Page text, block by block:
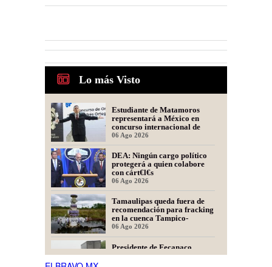
Lo más Visto
Estudiante de Matamoros
representará a México en
concurso internacional de
oratoria en Perú
06 Ago 2026
DEA: Ningún cargo político
protegerá a quien colabore
con cárt€l€s
06 Ago 2026
Tamaulipas queda fuera de
recomendación para fracking
en la cuenca Tampico-
Misantla, informa comité
científico
06 Ago 2026
Presidente de Fecanaco
cuestiona retenes en